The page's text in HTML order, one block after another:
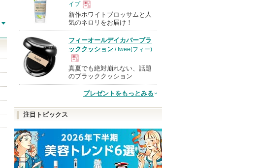
イプ
現
品
新作ホワイトブロッサムと人
気のネロリをお届け！
フィーオールデイカバーブラ
ッククッション / fwee(フィー)
現
真夏でも絶対崩れない、話題
のブラッククッション
プレゼントをもっとみる
注目トピックス